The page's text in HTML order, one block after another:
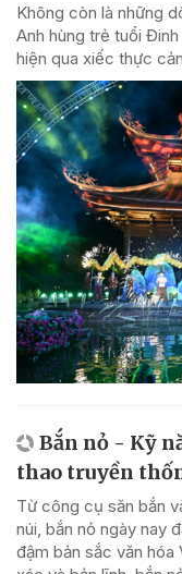
Không còn là những
Anh hùng trẻ tuổi
hiện qua xiếc thực
Bắn nỏ - Kỹ
thao truyền
Từ công cụ săn bắn
núi, bắn nỏ ngày nay
đậm bản sắc văn hóa